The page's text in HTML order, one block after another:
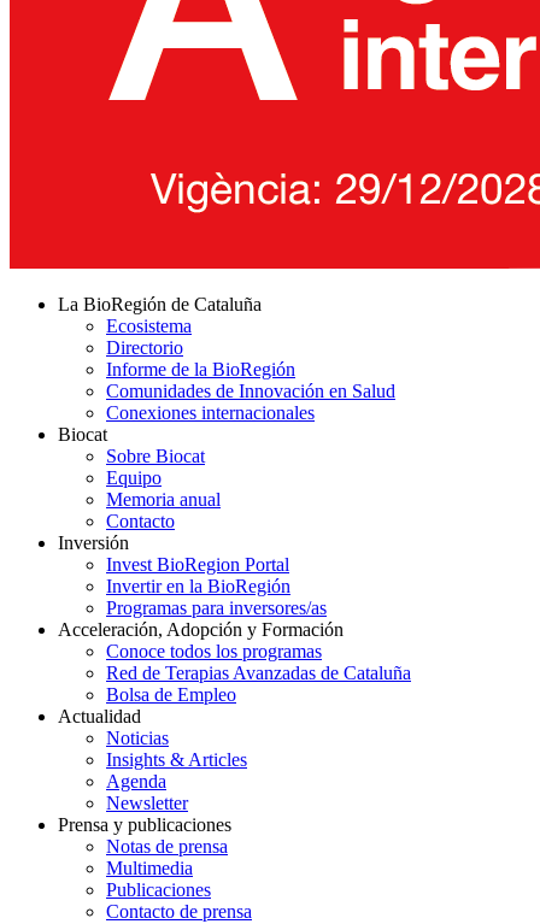
La BioRegión de Cataluña
Ecosistema
Directorio
Informe de la BioRegión
Comunidades de Innovación en Salud
Conexiones internacionales
Biocat
Sobre Biocat
Equipo
Memoria anual
Contacto
Inversión
Invest BioRegion Portal
Invertir en la BioRegión
Programas para inversores/as
Acceleración, Adopción y Formación
Conoce todos los programas
Red de Terapias Avanzadas de Cataluña
Bolsa de Empleo
Actualidad
Noticias
Insights & Articles
Agenda
Newsletter
Prensa y publicaciones
Notas de prensa
Multimedia
Publicaciones
Contacto de prensa